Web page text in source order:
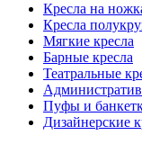
Кресла на
Кресла
Мягкие кресла
Барные кресла
Театральные
Пуфы и
Дизайнерские